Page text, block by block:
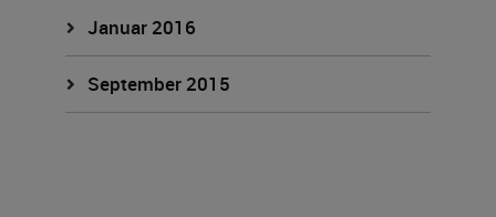
Januar 2016
September 2015